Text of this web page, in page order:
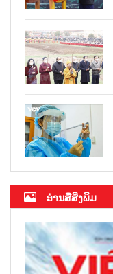
ອ່ານສື່ສິ່ງພິມ